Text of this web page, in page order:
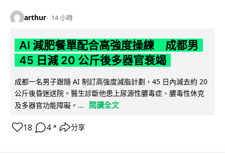
arthur 14 小時
AI 減肥餐單配合高強度操練 成都男
45 日減 20 公斤後多器官衰竭
成都一名男子跟隨 AI 制訂高強度減脂計劃，45 日內減去約 20
公斤後昏迷送院。醫生診斷他患上尿源性膿毒症、膿毒性休克
及多器官功能障礙。...
閱讀全文
18 4 ↗ 分享